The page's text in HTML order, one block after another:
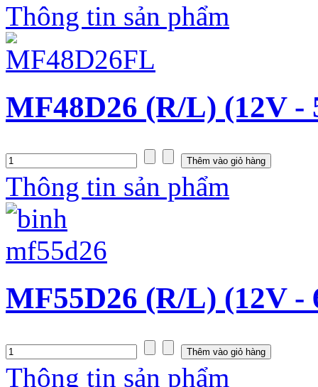
Thông tin sản phẩm
MF48D26 (R/L) (12V -
Thông tin sản phẩm
MF55D26 (R/L) (12V -
Thông tin sản phẩm